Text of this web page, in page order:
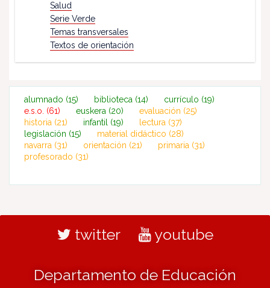
Salud
Serie Verde
Temas transversales
Textos de orientación
alumnado (15) biblioteca (14) currículo (19)
e.s.o. (61) euskera (20) evaluación (25)
historia (21) infantil (19) lectura (37)
legislación (15) material didáctico (28)
navarra (31) orientación (21) primaria (31)
profesorado (31)
twitter youtube
Departamento de Educación